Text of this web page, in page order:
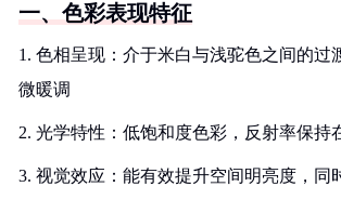
一、色彩表现特征
1. 色相呈现：介于米白与浅驼色之间的过
微暖调
2. 光学特性：低饱和度色彩，反射率保持
3. 视觉效应：能有效提升空间明亮度，同